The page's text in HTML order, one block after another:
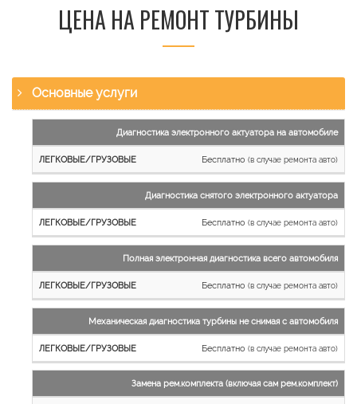
ЦЕНА НА РЕМОНТ ТУРБИНЫ
Основные услуги
работы
Легковые
и
Грузовые
автомобили
Диагностика электронного актуатора на автомобиле
Бесплатно (в случае ремонта авто)
Диагностика снятого электронного актуатора
Бесплатно (в случае ремонта авто)
Полная электронная диагностика всего автомобиля
Бесплатно (в случае ремонта авто)
Механическая диагностика турбины не снимая с автомобиля
Бесплатно (в случае ремонта авто)
Замена рем.комплекта (включая сам рем.комплект)